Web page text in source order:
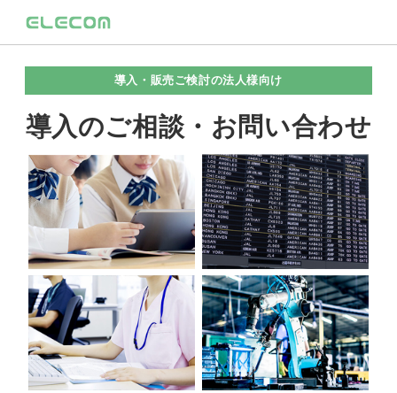
導入・販売ご検討の法人様向け
導入のご相談・お問い合わせ